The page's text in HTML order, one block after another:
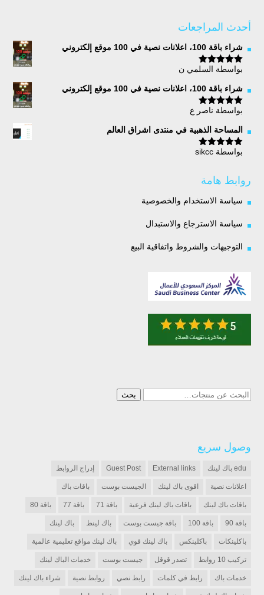
أحدث المراجعات
شراء باقة 100، اعلانات نصية في 100 موقع إلكتروني
تم التقييم5
بواسطة السلمي ن
شراء باقة 100، اعلانات نصية في 100 موقع إلكتروني
تم التقييم5
بواسطة ناصر ع
المساحة الذهبية في منتدى اشراق العالم
تم التقييم5
بواسطة sikcc
روابط هامة
سياسة الاستخدام والخصوصية
سياسة الاسترجاع والاستبدال
التوجيهات والشروط واتفاقية البيع
البحث
بحث
وصول سريع
edu باك لينك External links
Guest Post إدراج الروابط
اعلانات نصية اقوى باك لينك الجيست بوست باقات باك
باقات باك لينك باقات باك لينك فرعية باقة 71 باقة 77 باقة 80
باقة 90 باقة 100 باقة جيست بوست باك لينط باك لينك
باكلينكات باكلينكس باك لينك قوي باك لينك مواقع تعليمية عالمية
تركيب 10 روابط تصدر قوقل جيست بوست خدمات الباك لينك
خدمات باك رابط في كلمات رابط نصي روابط نصية شراء باك لينك